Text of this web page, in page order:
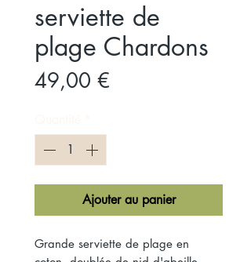
serviette de
plage Chardons
49,00 €
Ajouter au panier
Grande serviette de plage en